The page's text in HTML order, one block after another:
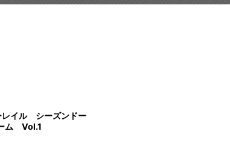
レイル シーズンドー
ム Vol.1